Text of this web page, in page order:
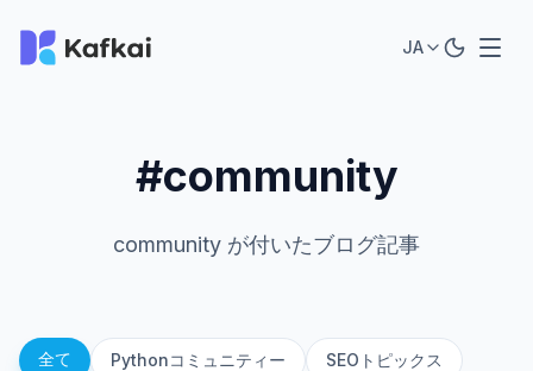
JA
#community
community が付いたブログ記事
全て Pythonコミュニティー SEOトピックス